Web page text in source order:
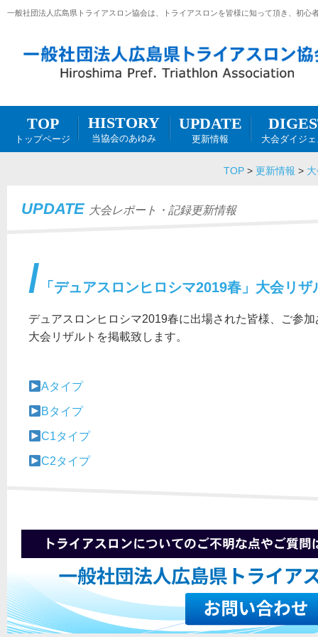
一般社団法人広島県トライアスロン協会は、トライアスロンを皆様に知って頂き、初心
TOP
トップページ
HISTORY
当協会のあゆみ
UPDATE
更新情報 大会ダイジ
TOP > 更新情報 >
UPDATE 大会レポート・記録更新情報
「デュアスロンヒロシマ2019春」大会リ
デュアスロンヒロシマ2019春に出場された皆様、ご参
大会リザルトを掲載致します。
Aタイプ
Bタイプ
C1タイプ
C2タイプ